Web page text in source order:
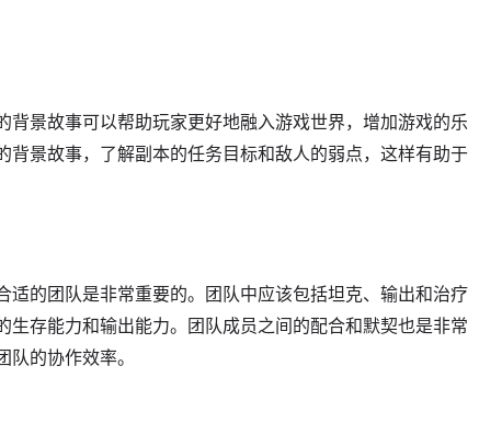
景故事可以帮助玩家更好地融入游戏世界，增加游戏的乐
景故事，了解副本的任务目标和敌人的弱点，这样有助于
的团队是非常重要的。团队中应该包括坦克、输出和治疗
存能力和输出能力。团队成员之间的配合和默契也是非常
的协作效率。